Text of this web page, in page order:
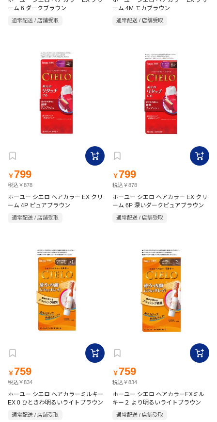
ーム 6 ダークブラウン
通常配送 / 店舗受取
ーム 4M モカブラウン
通常配送 / 店舗受取
￥ 799
税込￥878
ホーユー シエロ ヘアカラー EX クリ
ーム 4P ピュアブラウン
通常配送 / 店舗受取
￥ 799
税込￥878
ホーユー シエロ ヘアカラー EX クリ
ーム 6P 深いダークピュアブラウン
通常配送 / 店舗受取
￥ 759
税込￥834
ホーユー シエロ ヘアカラーミルキー
EX 0 ひときわ明るいライトブラウン
通常配送 / 店舗受取
￥ 759
税込￥834
ホーユー シエロ ヘアカラーEXミル
キー２ より明るいライトブラウン
通常配送 / 店舗受取